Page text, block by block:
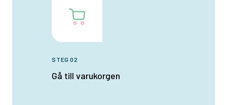
STEG 02
Gå till varukorgen